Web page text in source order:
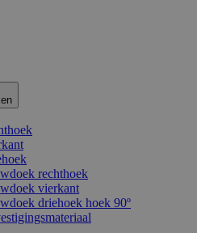
rechthoek
vierkant
driehoek hoek 90º